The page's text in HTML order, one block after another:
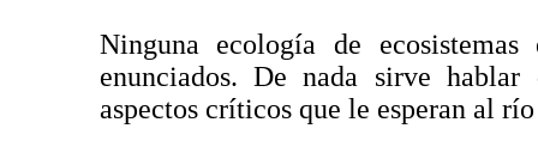
Ninguna ecología de
enunciados. De nada sirve
aspectos críticos que le esperan al